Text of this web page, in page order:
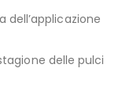
dell’applicazione
delle pulci